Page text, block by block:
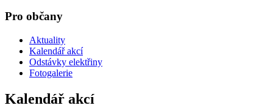
Pro občany
Aktuality
Kalendář akcí
Odstávky elektřiny
Fotogalerie
Kalendář akcí